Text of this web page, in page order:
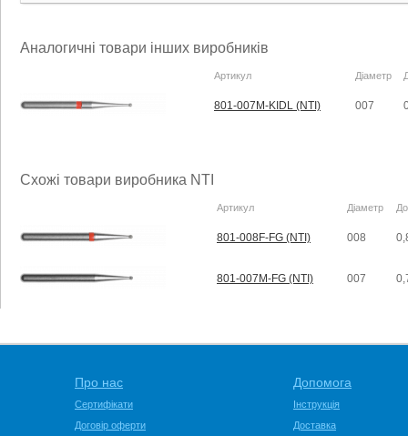
Аналогичні товари інших виробників
Артикул Діаметр
801-007M-KIDL (NTI) 007
Схожі товари виробника NTI
Артикул Діаметр
801-008F-FG (NTI) 008
801-007M-FG (NTI) 007
Про нас
Сертифікати
Договір оферти
Допомога
Інструкція
Доставка